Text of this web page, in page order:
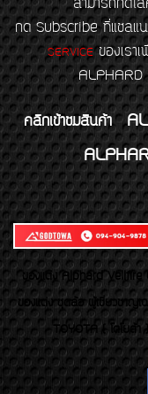
สามารถกดไ
กด Subscribe ที่แชลแ
SERVICEของเราเ
ALPHARD
คลิกเข้าชมสินค้า
ของเเต่ง Alphard
ของแต่ง ชุดล้อ ผู้เชี่ยวชาญเ
TOYOTA ( โตโยต้า